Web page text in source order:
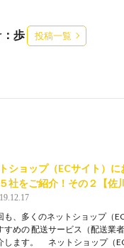
歩 投稿一覧
ショップ（ECサイト）
社をご紹介！その２【佐
、多くのネットショップ（
すめの 配送サービス（配送業
します。 ネットショップ（